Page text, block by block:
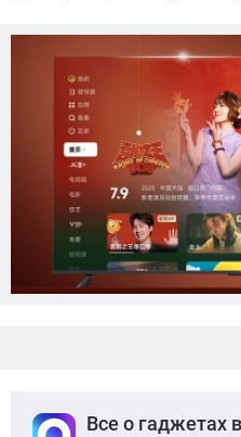
Все о гаджетах